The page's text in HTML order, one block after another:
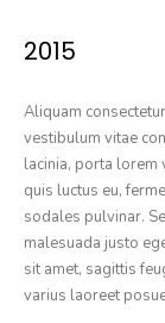
2015
Aliquam
vestibulum vitae
lacinia, porta lorem
quis luctus eu,
sodales pulvinar.
malesuada justo
sit amet, sagittis
varius laoreet